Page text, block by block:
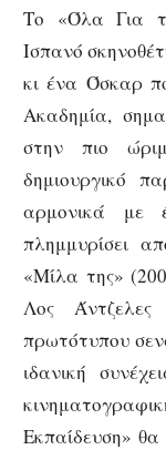
Το «Όλα Για
Ισπανό
κι ένα Όσκαρ
Ακαδημία,
στην πιο
δημιουργικό
αρμονικά με
πλημμυρίσει
«Μίλα της»
Λος
πρωτότυπου
ιδανική
Εκπαίδευση»